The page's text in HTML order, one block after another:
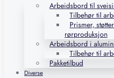
Arbeidsbord til
Tilbehør til
Prismer,
rørproduksjon
Arbeidsbord i
Tilbehør til
Pakketilbud
Diverse